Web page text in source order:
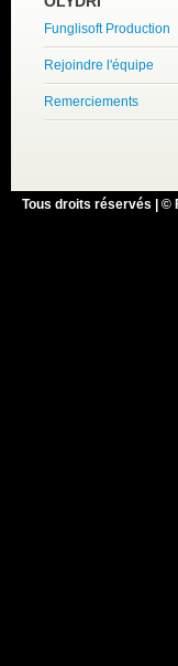
Funglisoft Production
Rejoindre l'équipe
Remerciements
Tous droits réservés | ©